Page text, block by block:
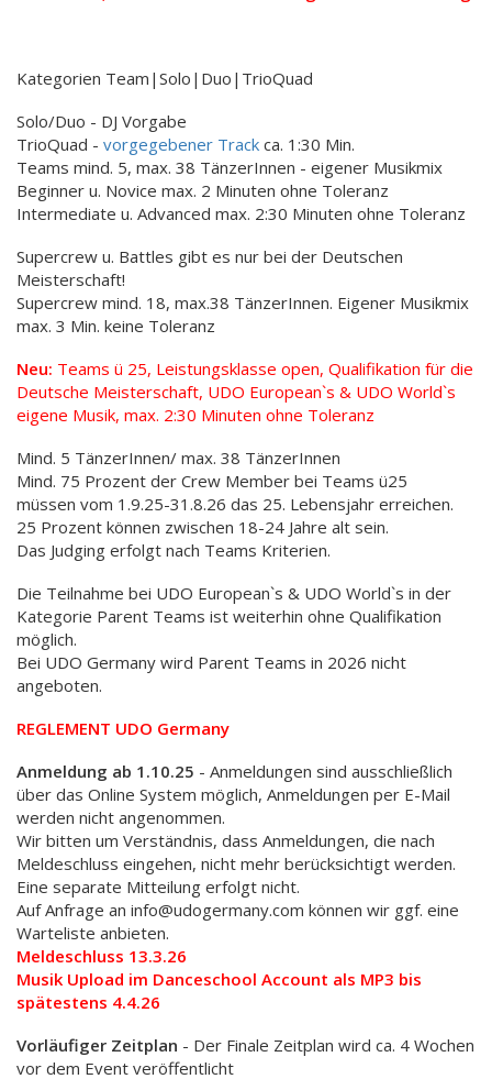
Kategorien Team|Solo|Duo|TrioQuad
Solo/Duo - DJ Vorgabe
TrioQuad - vorgegebener Track ca. 1:30 Min.
Teams mind. 5, max. 38 TänzerInnen - eigener Musikmix
Beginner u. Novice max. 2 Minuten ohne Toleranz
Intermediate u. Advanced max. 2:30 Minuten ohne Toleranz
Supercrew u. Battles gibt es nur bei der Deutschen
Meisterschaft!
Supercrew mind. 18, max.38 TänzerInnen. Eigener Musikmix
max. 3 Min. keine Toleranz
Neu: Teams ü 25, Leistungsklasse open, Qualifikation für die
Deutsche Meisterschaft, UDO European`s & UDO World`s
eigene Musik, max. 2:30 Minuten ohne Toleranz
Mind. 5 TänzerInnen/ max. 38 TänzerInnen
Mind. 75 Prozent der Crew Member bei Teams ü25
müssen vom 1.9.25-31.8.26 das 25. Lebensjahr erreichen.
25 Prozent können zwischen 18-24 Jahre alt sein.
Das Judging erfolgt nach Teams Kriterien.
Die Teilnahme bei UDO European`s & UDO World`s in der
Kategorie Parent Teams ist weiterhin ohne Qualifikation
möglich.
Bei UDO Germany wird Parent Teams in 2026 nicht
angeboten.
REGLEMENT UDO Germany
Anmeldung ab 1.10.25 - Anmeldungen sind ausschließlich
über das Online System möglich, Anmeldungen per E-Mail
werden nicht angenommen.
Wir bitten um Verständnis, dass Anmeldungen, die nach
Meldeschluss eingehen, nicht mehr berücksichtigt werden.
Eine separate Mitteilung erfolgt nicht.
Auf Anfrage an info@udogermany.com können wir ggf. eine
Warteliste anbieten.
Meldeschluss 13.3.26
Musik Upload im Danceschool Account als MP3 bis
spätestens 4.4.26
Vorläufiger Zeitplan - Der Finale Zeitplan wird ca. 4 Wochen
vor dem Event veröffentlicht